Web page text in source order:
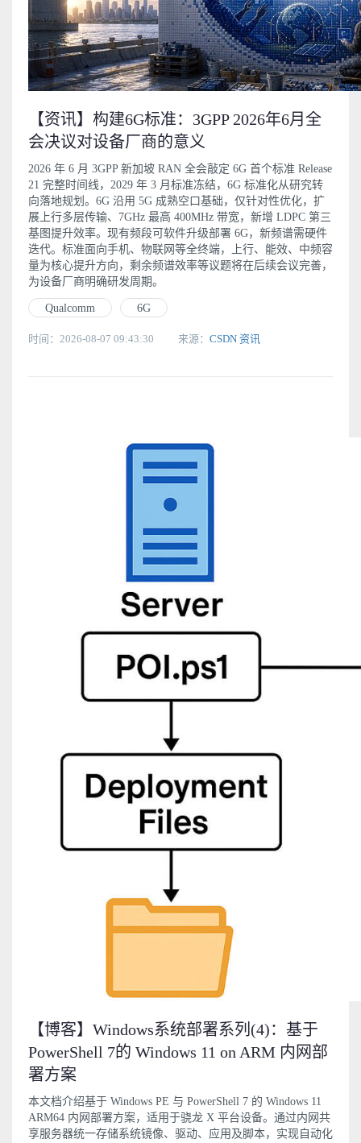
【资讯】构建6G标准：3GPP 2026年6月全
会决议对设备厂商的意义
2026 年 6 月 3GPP 新加坡 RAN 全会敲定 6G 首个标准 Release
21 完整时间线，2029 年 3 月标准冻结，6G 标准化从研究转
向落地规划。6G 沿用 5G 成熟空口基础，仅针对性优化，扩
展上行多层传输、7GHz 最高 400MHz 带宽，新增 LDPC 第三
基图提升效率。现有频段可软件升级部署 6G，新频谱需硬件
迭代。标准面向手机、物联网等全终端，上行、能效、中频容
量为核心提升方向，剩余频谱效率等议题将在后续会议完善，
为设备厂商明确研发周期。
Qualcomm 6G
时间：2026-08-07 09:43:30 来源： CSDN 资讯
【博客】Windows系统部署系列(4)：基于
PowerShell 7的 Windows 11 on ARM 内网部
署方案
本文档介绍基于 Windows PE 与 PowerShell 7 的 Windows 11
ARM64 内网部署方案，适用于骁龙 X 平台设备。通过内网共
享服务器统一存储系统镜像、驱动、应用及脚本，实现自动化